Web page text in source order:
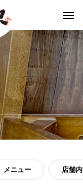
メニュー 店舗